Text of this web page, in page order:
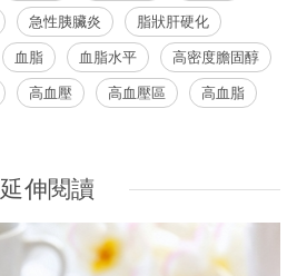
急性胰臟炎
脂狀肝硬化
血脂 血脂水平
高密度膽固醇
高血壓 高血壓區
高血脂
延伸閱讀